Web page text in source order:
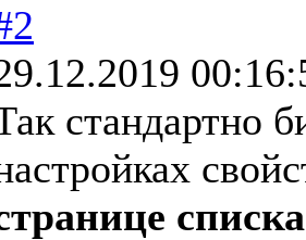
стандартно